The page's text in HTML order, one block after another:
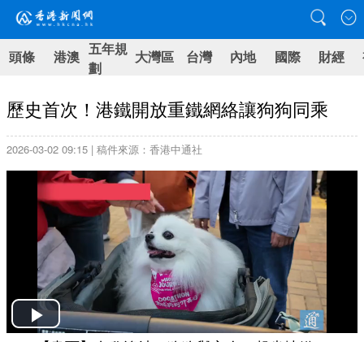
頭條 港澳 五年規
劃
大灣區 台灣 內地 國際 財經
歷史首次！港鐵開放重鐵網絡讓狗狗同乘
2026-03-02 09:15 | 稿件來源：香港中通社
Play